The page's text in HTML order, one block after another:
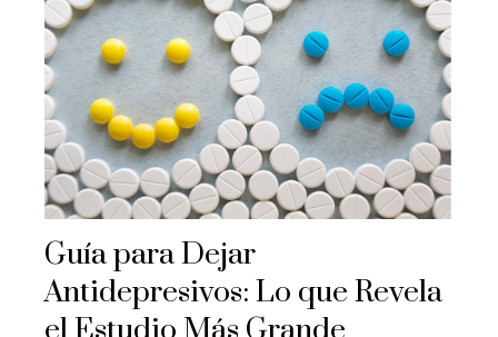
Guía para Dejar
Antidepresivos: Lo que Revela